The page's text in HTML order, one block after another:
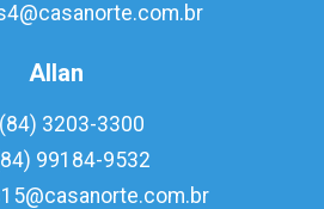
Allan
(84) 3203-3300
99184-9532